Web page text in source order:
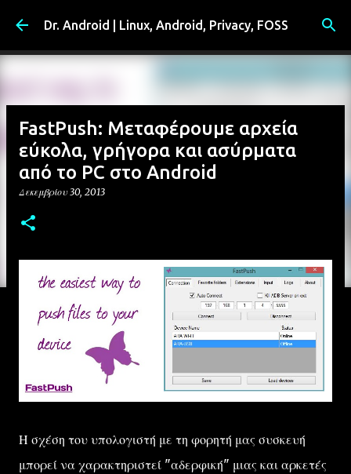
Μετάβαση στο κύριο περιεχόμενο
Dr. Android | Linux, Android, Privacy, FOSS
FastPush: Μεταφέρουμε αρχεία
εύκολα, γρήγορα και ασύρματα
από το PC στο Android
Δεκεμβρίου 30, 2013
Η σχέση του υπολογιστή με τη φορητή μας συσκευή
μπορεί να χαρακτηριστεί "αδερφική" μιας και αρκετές